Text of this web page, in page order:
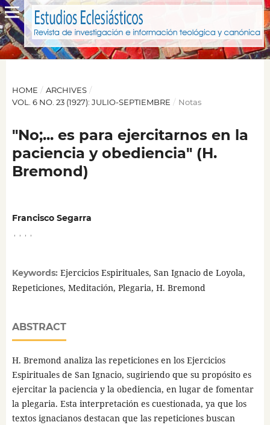
HOME / ARCHIVES /
VOL. 6 NO. 23 (1927): JULIO-SEPTIEMBRE / Notas
"No;... es para ejercitarnos en la
paciencia y obediencia" (H.
Bremond)
Francisco Segarra
Keywords: Ejercicios Espirituales, San Ignacio de Loyola,
Repeticiones, Meditación, Plegaria, H. Bremond
ABSTRACT
H. Bremond analiza las repeticiones en los Ejercicios
Espirituales de San Ignacio, sugiriendo que su propósito es
ejercitar la paciencia y la obediencia, en lugar de fomentar
la plegaria. Esta interpretación es cuestionada, ya que los
textos ignacianos destacan que las repeticiones buscan